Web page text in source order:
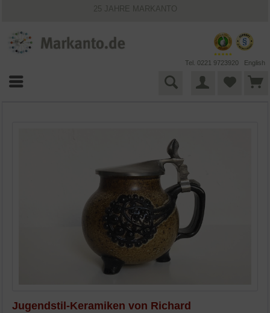
25 JAHRE MARKANTO
VIELFÄLTIGE ZAHLUNGSMÖGLICHKEITEN
BESTPRICE-GARANTIE
Tel. 0221 9723920 English
Jugendstil-Keramiken von Richard